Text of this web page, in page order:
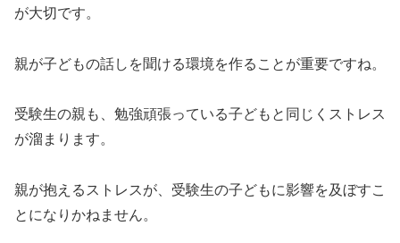
が大切です。
親が子どもの話しを聞ける環境を作ることが重要ですね。
受験生の親も、勉強頑張っている子どもと同じくストレス
が溜まります。
親が抱えるストレスが、受験生の子どもに影響を及ぼすこ
とになりかねません。